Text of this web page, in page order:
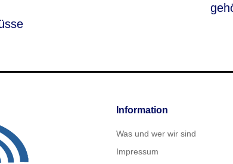
Beitrag
Information
Was und wer wir sind
Impressum